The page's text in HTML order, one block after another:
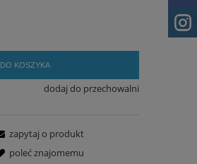
DO KOSZYKA
dodaj do przechowalni
zapytaj o produkt
poleć znajomemu